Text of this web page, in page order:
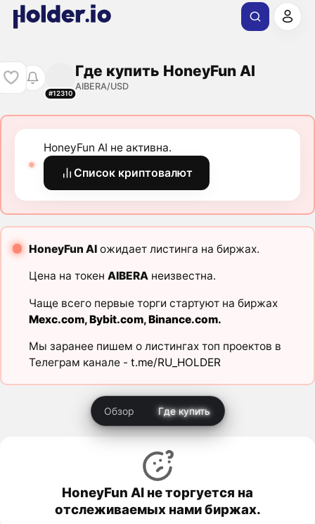
#12310
Где купить HoneyFun AI
AIBERA/USD
HoneyFun AI не активна.
Список криптовалют
HoneyFun AIожидает листинга на биржах.
Цена на токен AIBERAнеизвестна.
Чаще всего первые торги стартуют на биржах
Mexc.com,Bybit.com,Binance.com.
Мы заранее пишем о листингах топ проектов в
Телеграм канале - t.me/RU_HOLDER
Обзор Где купить
HoneyFun AI не торгуется на
отслеживаемых нами биржах.